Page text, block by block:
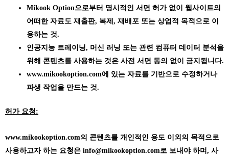
Mikook Option으로부터 명시적인 서면 허가 없이 웹사이트의
어떠한 자료도 재출판, 복제, 재배포 또는 상업적 목적으로 이
용하는 것.
인공지능 트레이닝, 머신 러닝 또는 관련 컴퓨터 데이터 분석을
위해 콘텐츠를 사용하는 것은 사전 서면 동의 없이 금지됩니다.
www.mikookoption.com에
있는 자료를 기반으로 수정하거나
파생 작업을 만드는 것.
허가 요청:
www.mikookoption.com의 콘텐츠를 개인적인 용도 이외의 목적으로
사용하고자 하는 요청은 info@mikookoption.com로 보내야 하며, 사